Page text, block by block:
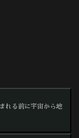
れる前に宇宙から地